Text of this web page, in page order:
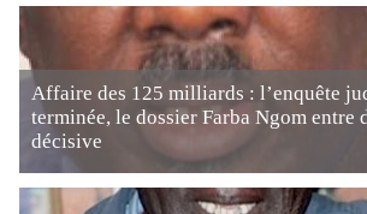
Affaire des 125 milliards : l’enquête
terminée, le dossier Farba Ngom entre
décisive